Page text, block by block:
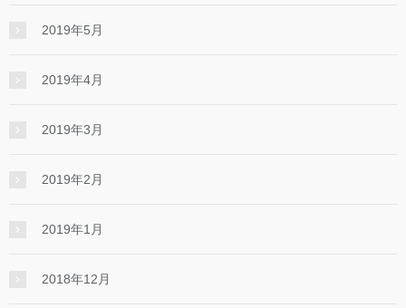
2019年5月
2019年4月
2019年3月
2019年2月
2019年1月
2018年12月